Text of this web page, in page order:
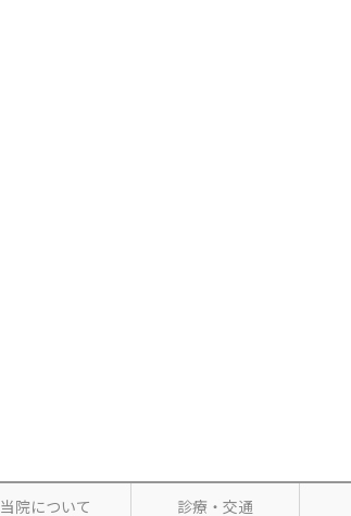
当院について 診療・交通